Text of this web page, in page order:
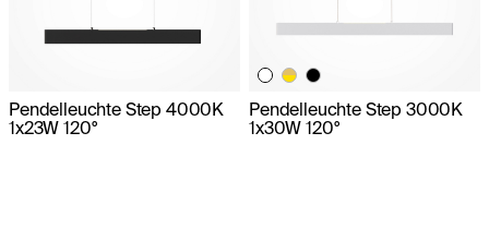
Pendelleuchte Step 4000K
1x23W 120°
Pendelleuchte Step 3000K
1x30W 120°